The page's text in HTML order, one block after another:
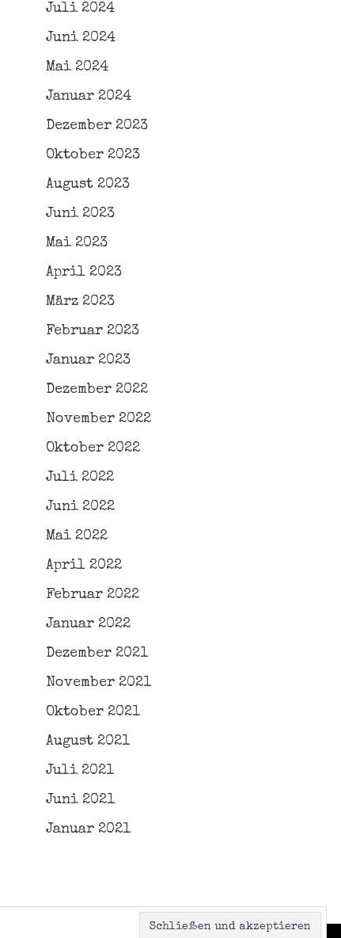
Juli 2024
Juni 2024
Mai 2024
Januar 2024
Dezember 2023
Oktober 2023
August 2023
Juni 2023
Mai 2023
April 2023
März 2023
Februar 2023
Januar 2023
Dezember 2022
November 2022
Oktober 2022
Juli 2022
Juni 2022
Mai 2022
April 2022
Februar 2022
Januar 2022
Dezember 2021
November 2021
Oktober 2021
August 2021
Juli 2021
Juni 2021
Januar 2021